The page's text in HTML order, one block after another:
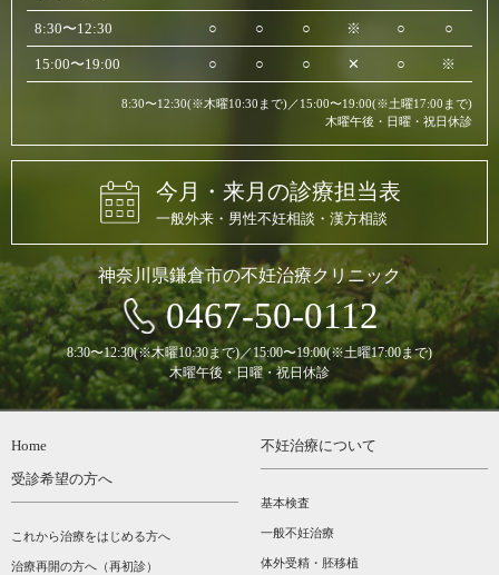
8:30〜12:30 ○ ○ ○ ※ ○ ○
15:00〜19:00 ○ ○ ○ ✕ ○ ※
8:30〜12:30(※木曜10:30まで)／15:00〜19:00(※土曜17:00まで)
木曜午後・日曜・祝日休診
今月・来月の診療担当表
一般外来・男性不妊相談・漢方相談
神奈川県鎌倉市の不妊治療クリニック
0467-50-0112
8:30〜12:30(※木曜10:30まで)／15:00〜19:00(※土曜17:00まで)
木曜午後・日曜・祝日休診
Home
受診希望の方へ
これから治療をはじめる方へ
治療再開の方へ（再初診）
不妊治療について
基本検査
一般不妊治療
体外受精・胚移植